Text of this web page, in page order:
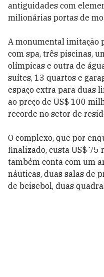
antiguidades com
milionárias portas de
A monumental imitação
com spa, três piscinas,
olímpicas e outra de
suítes, 13 quartos e
espaço extra para duas
ao preço de US$ 100
recorde no setor de
O complexo, que por
finalizado, custa US$ 75
também conta com um
náuticas, duas salas de
de beisebol, duas